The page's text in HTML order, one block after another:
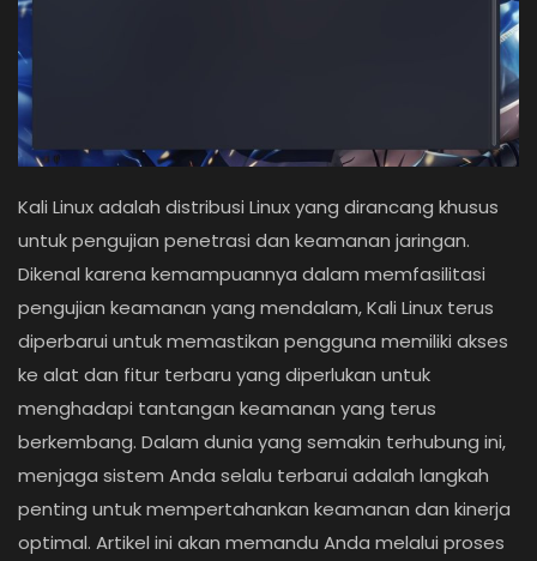
Kali Linux adalah distribusi Linux yang dirancang khusus
untuk pengujian penetrasi dan keamanan jaringan.
Dikenal karena kemampuannya dalam memfasilitasi
pengujian keamanan yang mendalam, Kali Linux terus
diperbarui untuk memastikan pengguna memiliki akses
ke alat dan fitur terbaru yang diperlukan untuk
menghadapi tantangan keamanan yang terus
berkembang. Dalam dunia yang semakin terhubung ini,
menjaga sistem Anda selalu terbarui adalah langkah
penting untuk mempertahankan keamanan dan kinerja
optimal. Artikel ini akan memandu Anda melalui proses